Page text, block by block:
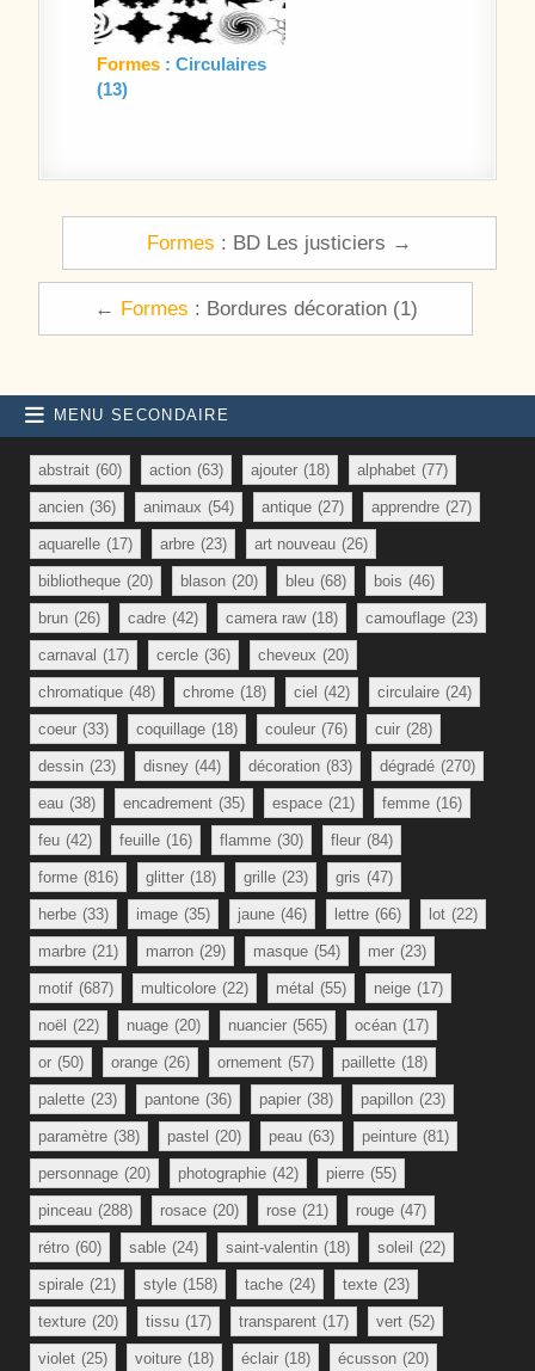
Formes : Circulaires
(13)
Navigation de l’article
Formes : BD Les justiciers →
← Formes : Bordures décoration (1)
MENU SECONDAIRE
abstrait (60) action (63) ajouter (18) alphabet (77)
ancien (36) animaux (54) antique (27) apprendre (27)
aquarelle (17) arbre (23) art nouveau (26)
bibliotheque (20) blason (20) bleu (68) bois (46)
brun (26) cadre (42) camera raw (18) camouflage (23)
carnaval (17) cercle (36) cheveux (20)
chromatique (48) chrome (18) ciel (42) circulaire (24)
coeur (33) coquillage (18) couleur (76) cuir (28)
dessin (23) disney (44) décoration (83) dégradé (270)
eau (38) encadrement (35) espace (21) femme (16)
feu (42) feuille (16) flamme (30) fleur (84)
forme (816) glitter (18) grille (23) gris (47)
herbe (33) image (35) jaune (46) lettre (66) lot (22)
marbre (21) marron (29) masque (54) mer (23)
motif (687) multicolore (22) métal (55) neige (17)
noël (22) nuage (20) nuancier (565) océan (17)
or (50) orange (26) ornement (57) paillette (18)
palette (23) pantone (36) papier (38) papillon (23)
paramètre (38) pastel (20) peau (63) peinture (81)
personnage (20) photographie (42) pierre (55)
pinceau (288) rosace (20) rose (21) rouge (47)
rétro (60) sable (24) saint-valentin (18) soleil (22)
spirale (21) style (158) tache (24) texte (23)
texture (20) tissu (17) transparent (17) vert (52)
violet (25) voiture (18) éclair (18) écusson (20)